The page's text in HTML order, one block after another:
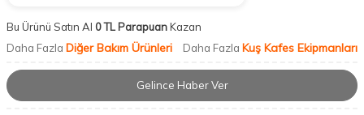
Bu Ürünü Satın Al 0 TL ParapuanKazan
Daha Fazla Diğer Bakım Ürünleri Daha Fazla Kuş Kafes Ekipmanları
Gelince Haber Ver